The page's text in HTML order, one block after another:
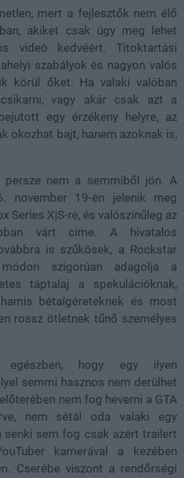
mert a fejlesztők nem élő
akiket csak úgy meg lehet
videó kedvéért. Titoktartási
szabályok és nagyon valós
körül őket. Ha valaki valóban
vagy akár csak azt a
egy érzékeny helyre, az
okozhat bajt, hanem azoknak is,
nem a semmiből jön. A
november 19-én jelenik meg
Series X|S-re, és valószínűleg az
várt címe. A hivatalos
is szűkösek, a Rockstar
szigorúan adagolja a
táptalaj a spekulációknak,
hamis bétaígéreteknek és most
rossz ötletnek tűnő személyes
hogy egy ilyen
semmi hasznos nem derülhet
nem fog heverni a GTA
nem sétál oda valaki egy
senki sem fog csak azért trailert
kamerával a kezében
Cserébe viszont a rendőrségi